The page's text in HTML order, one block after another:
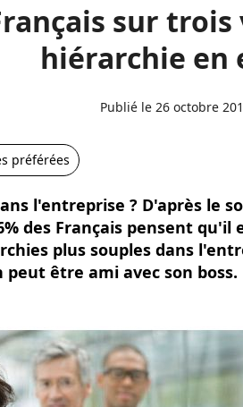
sur
hiérarchie en
Publié le 26 octobre
préférées
l'entreprise ? D'après le
des Français pensent qu'il
plus souples dans
être ami avec son boss.